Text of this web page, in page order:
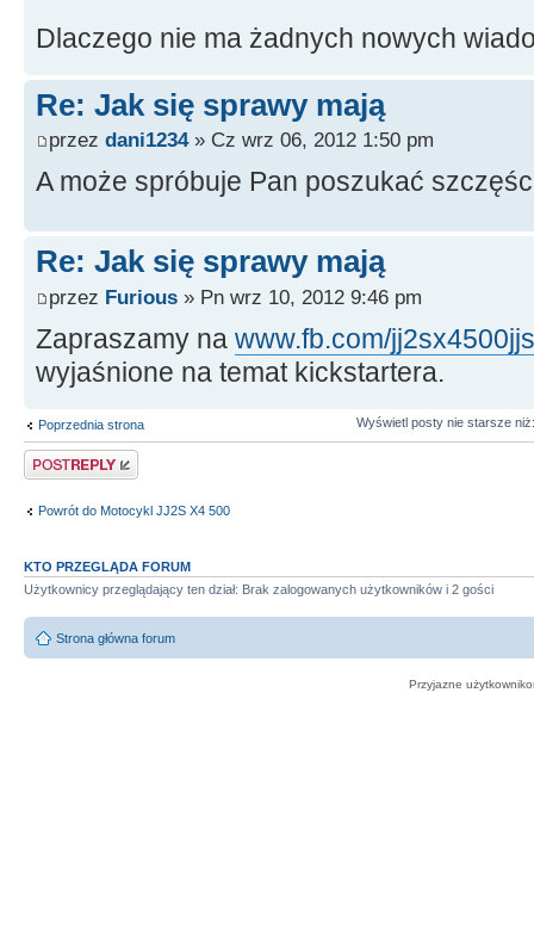
Dlaczego nie ma żadnych nowych
Re: Jak się sprawy mają
przez dani1234» Cz wrz 06, 2012 1:50 pm
A może spróbuje Pan poszukać
Re: Jak się sprawy mają
przez Furious » Pn wrz 10, 2012 9:46 pm
Zapraszamy na www.fb.com/
wyjaśnione na temat kickstartera.
Poprzednia strona Wyświetl posty nie starsze
Odpowiedz
Powrót do Motocykl JJ2S X4 500
KTO PRZEGLĄDA FORUM
Użytkownicy przeglądający ten dział: Brak zalogowanych użytkowników i 2 gości
Strona główna forum
Przyjazne